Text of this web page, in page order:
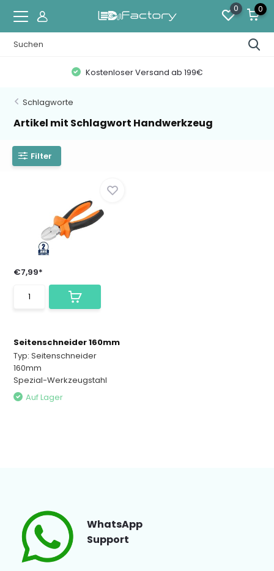
0 0
Kostenloser Versand ab 199€
Schlagworte
Artikel mit Schlagwort Handwerkzeug
Filter
€7,99*
Seitenschneider 160mm
Typ: Seitenschneider
160mm
Spezial-Werkzeugstahl
Auf Lager
WhatsApp
Support